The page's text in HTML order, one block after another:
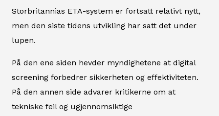
Storbritannias ETA-system er fortsatt relativt nytt,
men den siste tidens utvikling har satt det under
lupen.
På den ene siden hevder myndighetene at digital
screening forbedrer sikkerheten og effektiviteten.
På den annen side advarer kritikerne om at
tekniske feil og ugjennomsiktige